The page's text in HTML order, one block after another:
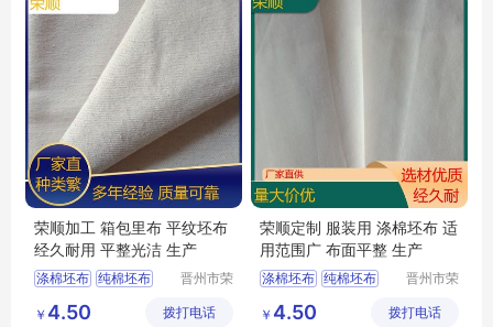
荣顺加工 箱包里布 平纹坯布
经久耐用 平整光洁 生产
涤棉坯布 纯棉坯布
平纹坯布
晋州市荣
限公司
￥ 4.50 拨打电话
荣顺定制 服装用 涤棉坯布 适
用范围广 布面平整 生产
涤棉坯布 纯棉坯布
涤棉起绒布
平纹坯布
晋州市荣
限公司
￥ 4.50 拨打电话